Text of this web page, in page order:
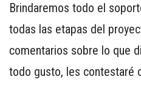
Brindaremos todo el
todas las etapas del
comentarios sobre lo que
todo gusto, les contestaré